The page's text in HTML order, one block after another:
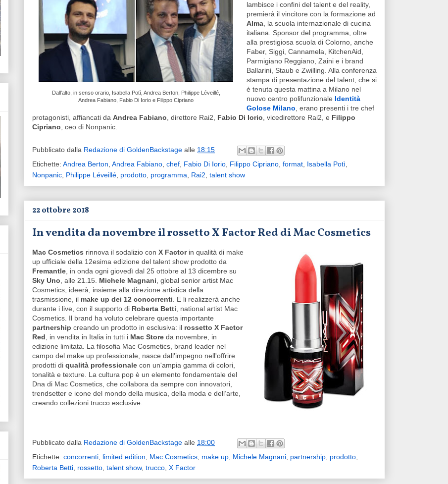
Dall'alto, in senso orario, Isabella Potì, Andrea Berton, Philippe Léveillé,
Andrea Fabiano, Fabio Di Iorio e Filippo Cipriano
lambisce i confini del talent e del reality,
premierà il vincitore con la formazione ad
Alma, la scuola internazionale di cucina
italiana. Sponsor del programma, oltre
alla prestigiosa scuola di Colorno, anche
Faber, Siggi, Cannamela, KitchenAid,
Parmigiano Reggiano, Zaini e i brand
Ballarini, Staub e Zwilling. Alla conferenza
stampa di presentazione del talent, che si
è tenuta questa mattina a Milano nel
nuovo centro polifunzionale Identità
Golose Milano, erano presenti i tre chef
protagonisti, affiancati da Andrea Fabiano, direttore Rai2, Fabio Di Iorio, vicedirettore Rai2, e Filippo
Cipriano, ceo di Nonpanic.
Pubblicato dalla Redazione di GoldenBackstage alle 18:15
Etichette: Andrea Berton, Andrea Fabiano, chef, Fabio Di Iorio, Filippo Cipriano, format, Isabella Potì,
Nonpanic, Philippe Léveillé, prodotto, programma, Rai2, talent show
22 ottobre 2018
In vendita da novembre il rossetto X Factor Red di Mac Cosmetics
Mac Cosmetics rinnova il sodalizio con X Factorin qualità di make
up ufficiale della 12esima edizione del talent show prodotto da
Fremantle, in onda ogni giovedì dal 25 ottobre al 13 dicembre su
Sky Uno, alle 21.15. Michele Magnani, global senior artist Mac
Cosmetics, ideerà, insieme alla direzione artistica della
trasmissione, il make up dei 12 concorrenti. E li realizzerà anche
durante i live, con il supporto di Roberta Betti, national artist Mac
Cosmetics. Il brand ha voluto celebrare questa importante
partnership creando un prodotto in esclusiva: il rossetto X Factor
Red, in vendita in Italia in tutti i Mac Store da novembre, in
edizione limitata. La filosofia Mac Cosmetics, brand leader nel
campo del make up professionale, nasce dall'impegno nell'offrire
prodotti di qualità professionale con un'ampia gamma di colori,
tonalità e texture. La cultura pop è un elemento fondamentale del
Dna di Mac Cosmetics, che collabora da sempre con innovatori,
trendsetter e icone del mondo della musica, della moda e dell’arte,
creando collezioni trucco esclusive.
Pubblicato dalla Redazione di GoldenBackstage alle 18:00
Etichette: concorrenti, limited edition, Mac Cosmetics, make up, Michele Magnani, partnership, prodotto,
Roberta Betti, rossetto, talent show, trucco, X Factor